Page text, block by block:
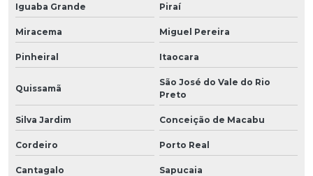
Iguaba Grande Piraí
Miracema Miguel Pereira
Pinheiral Itaocara
Quissamã
São José do Vale do Rio
Preto
Silva Jardim Conceição de Macabu
Cordeiro Porto Real
Cantagalo Sapucaia